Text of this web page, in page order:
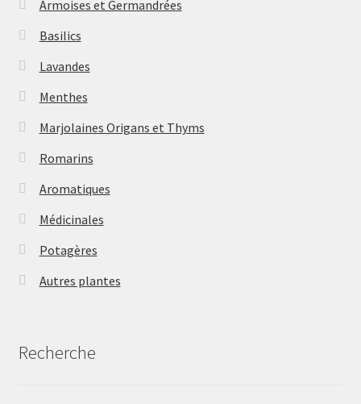
Armoises et Germandrées
Basilics
Lavandes
Menthes
Marjolaines Origans et Thyms
Romarins
Aromatiques
Médicinales
Potagères
Autres plantes
Recherche